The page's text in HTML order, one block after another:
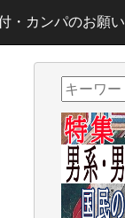
・カンパのお願い